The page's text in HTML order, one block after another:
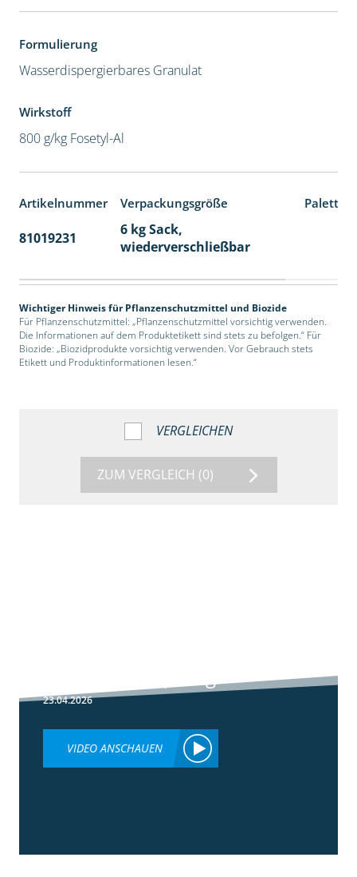
Formulierung
Wasserdispergierbares Granulat
Wirkstoff
800 g/kg Fosetyl-Al
Artikelnummer Verpackungsgröße
81019231
6 kg Sack,
wiederverschließbar
Wichtiger Hinweis für Pflanzenschutzmittel und Biozide
Für Pflanzenschutzmittel: „Pflanzenschutzmittel vorsichtig verwenden.
Die Informationen auf dem Produktetikett sind stets zu befolgen.“ Für
Biozide: „Biozidprodukte vorsichtig verwenden. Vor Gebrauch stets
Etikett und Produktinformationen lesen.“
VERGLEICHEN
ZUM VERGLEICH (0)
23.04.2026
VIDEO ANSCHAUEN